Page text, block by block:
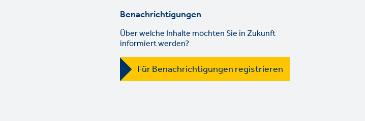
Benachrichtigungen
Über welche Inhalte möchten Sie in Zukunft
informiert werden?
Für Benachrichtigungen registrieren